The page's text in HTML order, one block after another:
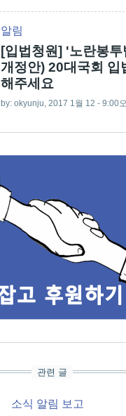
알림
[입법청원] '노란봉투
개정안) 20대국회 입
해주세요
by: okyunju , 2017 1월 12 - 9:00
관련 글
소식 알림 보고